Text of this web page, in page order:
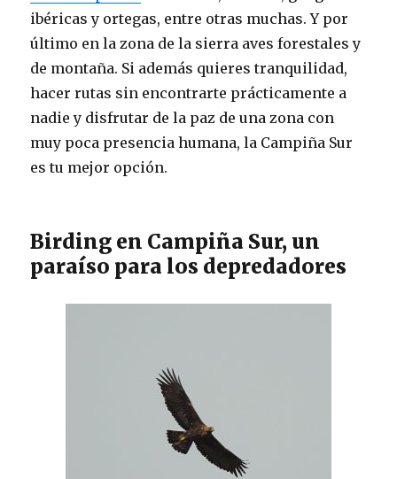
ibéricas y ortegas, entre otras muchas. Y por
último en la zona de la sierra aves forestales y
de montaña. Si además quieres tranquilidad,
hacer rutas sin encontrarte prácticamente a
nadie y disfrutar de la paz de una zona con
muy poca presencia humana, la Campiña Sur
es tu mejor opción.
Birding en Campiña Sur, un
paraíso para los depredadores